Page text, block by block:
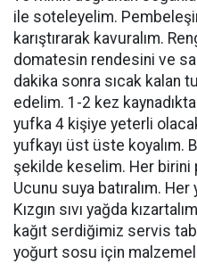
ile soteleyelim.
karıştırarak kavuralım.
domatesin rendesini ve
dakika sonra sıcak kalan
edelim. 1-2 kez
yufka 4 kişiye yeterli
yufkayı üst üste koyalım.
şekilde keselim. Her birini
Ucunu suya batıralım. Her
Kızgın sıvı yağda
kağıt serdiğimiz servis
yoğurt sosu için